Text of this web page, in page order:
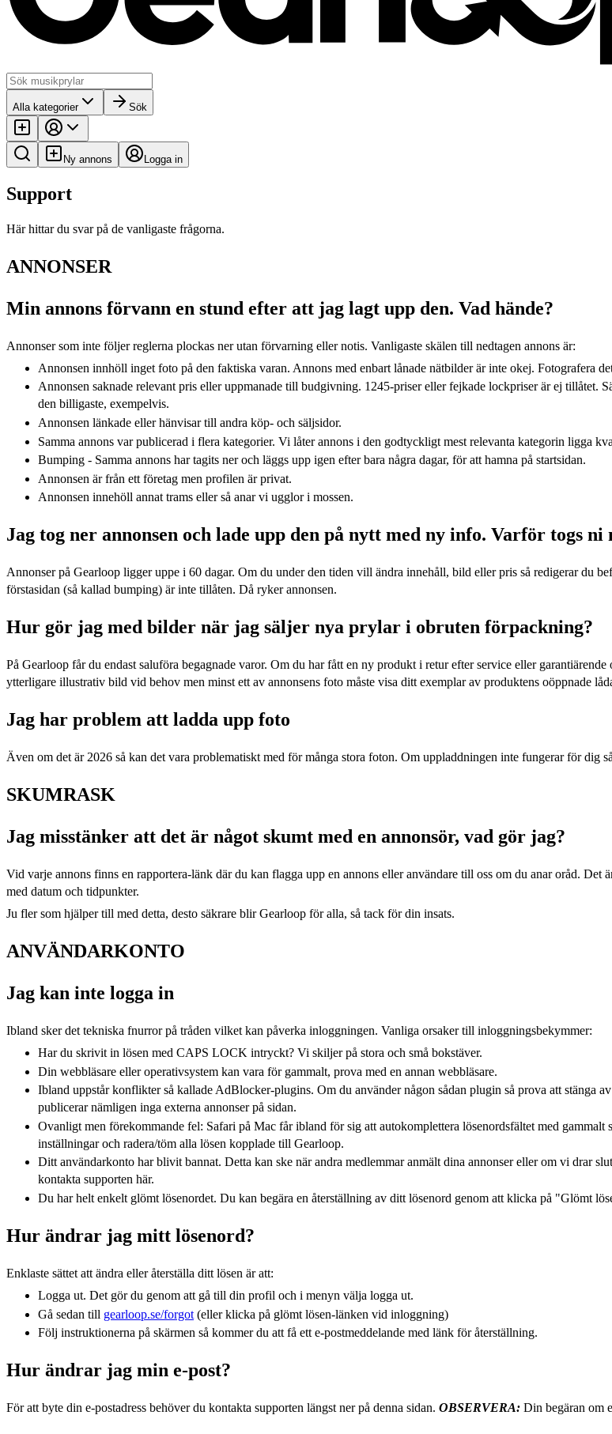
Alla kategorier Sök
Ny annons Logga in
Support
Här hittar du svar på de vanligaste frågorna.
ANNONSER
Min annons förvann en stund efter att jag lagt upp den. Vad hände?
Annonser som inte följer reglerna plockas ner utan förvarning eller notis. Vanligaste skälen till nedtagen annons är:
Annonsen innhöll inget foto på den faktiska varan. Annons med enbart lånade nätbilder är inte okej. Fotografera
Annonsen saknade relevant pris eller uppmanade till budgivning. 1245-priser eller fejkade lockpriser är ej tillåtet.
den billigaste, exempelvis.
Annonsen länkade eller hänvisar till andra köp- och säljsidor.
Samma annons var publicerad i flera kategorier. Vi låter annons i den godtyckligt mest relevanta kategorin ligga
Bumping - Samma annons har tagits ner och läggs upp igen efter bara några dagar, för att hamna på startsidan.
Annonsen är från ett företag men profilen är privat.
Annonsen innehöll annat trams eller så anar vi ugglor i mossen.
Jag tog ner annonsen och lade upp den på nytt med ny info. Varför togs ni
Annonser på Gearloop ligger uppe i 60 dagar. Om du under den tiden vill ändra innehåll, bild eller pris så redigerar du
förstasidan (så kallad bumping) är inte tillåten. Då ryker annonsen.
Hur gör jag med bilder när jag säljer nya prylar i obruten förpackning?
På Gearloop får du endast saluföra begagnade varor. Om du har fått en ny produkt i retur efter service eller
ytterligare illustrativ bild vid behov men minst ett av annonsens foto måste visa ditt exemplar av produktens oöppnade
Jag har problem att ladda upp foto
Även om det är 2026 så kan det vara problematiskt med för många stora foton. Om uppladdningen inte fungerar för dig
SKUMRASK
Jag misstänker att det är något skumt med en annonsör, vad gör jag?
Vid varje annons finns en rapportera-länk där du kan flagga upp en annons eller användare till oss om du anar oråd.
med datum och tidpunkter.
Ju fler som hjälper till med detta, desto säkrare blir Gearloop för alla, så tack för din insats.
ANVÄNDARKONTO
Jag kan inte logga in
Ibland sker det tekniska fnurror på tråden vilket kan påverka inloggningen. Vanliga orsaker till inloggningsbekymmer:
Har du skrivit in lösen med CAPS LOCK intryckt? Vi skiljer på stora och små bokstäver.
Din webbläsare eller operativsystem kan vara för gammalt, prova med en annan webbläsare.
Ibland uppstår konflikter så kallade AdBlocker-plugins. Om du använder någon sådan plugin så prova att stänga
publicerar nämligen inga externa annonser på sidan.
Ovanligt men förekommande fel: Safari på Mac får ibland för sig att autokomplettera lösenordsfältet med gammalt
inställningar och radera/töm alla lösen kopplade till Gearloop.
Ditt användarkonto har blivit bannat. Detta kan ske när andra medlemmar anmält dina annonser eller om vi drar
kontakta supporten här.
Du har helt enkelt glömt lösenordet. Du kan begära en återställning av ditt lösenord genom att klicka på "Glömt
Hur ändrar jag mitt lösenord?
Enklaste sättet att ändra eller återställa ditt lösen är att:
Logga ut. Det gör du genom att gå till din profil och i menyn välja logga ut.
Gå sedan till gearloop.se/forgot (eller klicka på glömt lösen-länken vid inloggning)
Följ instruktionerna på skärmen så kommer du att få ett e-postmeddelande med länk för återställning.
Hur ändrar jag min e-post?
För att byte din e-postadress behöver du kontakta supporten längst ner på denna sidan. OBSERVERA: Din begäran om